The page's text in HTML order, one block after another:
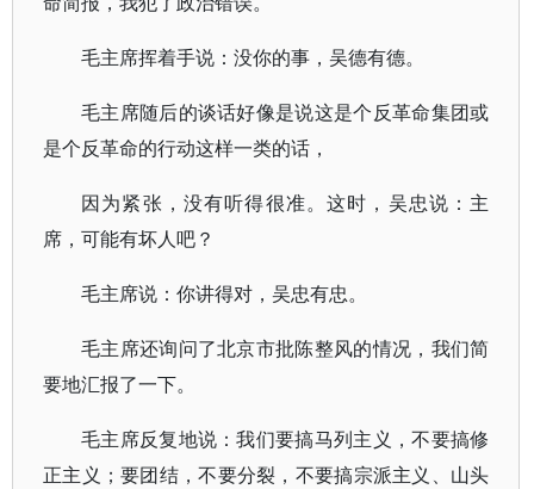
毛主席挥着手说：没你的事，吴德有德。
毛主席随后的谈话好像是说这是个反革命集团或
是个反革命的行动这样一类的话，
因为紧张，没有听得很准。这时，吴忠说：主
席，可能有坏人吧？
毛主席说：你讲得对，吴忠有忠。
毛主席还询问了北京市批陈整风的情况，我们简
要地汇报了一下。
毛主席反复地说：我们要搞马列主义，不要搞修
正主义；要团结，不要分裂，不要搞宗派主义、山头